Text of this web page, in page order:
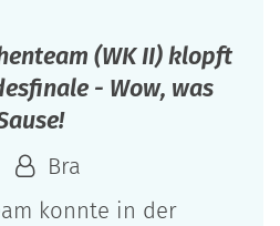
(WK II) klopft
- Wow, was
Bra
konnte in der